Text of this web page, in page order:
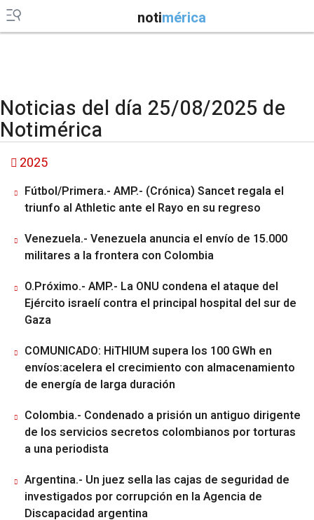
notimérica
Noticias del día 25/08/2025 de
Notimérica
2025
Fútbol/Primera.- AMP.- (Crónica) Sancet regala el
triunfo al Athletic ante el Rayo en su regreso
Venezuela.- Venezuela anuncia el envío de 15.000
militares a la frontera con Colombia
O.Próximo.- AMP.- La ONU condena el ataque del
Ejército israelí contra el principal hospital del sur de
Gaza
COMUNICADO: HiTHIUM supera los 100 GWh en
envíos:acelera el crecimiento con almacenamiento
de energía de larga duración
Colombia.- Condenado a prisión un antiguo dirigente
de los servicios secretos colombianos por torturas
a una periodista
Argentina.- Un juez sella las cajas de seguridad de
investigados por corrupción en la Agencia de
Discapacidad argentina